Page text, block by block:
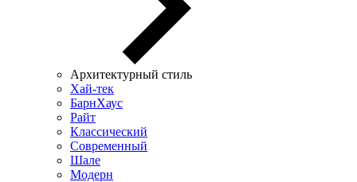
Архитектурный стиль
Хай-тек
БарнХаус
Райт
Классический
Современный
Шале
Модерн